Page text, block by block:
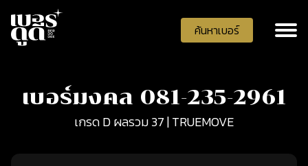
ค้นหาเบอร์
เบอร์มงคล 081-235-2961
เกรด D ผลรวม 37 | TRUEMOVE